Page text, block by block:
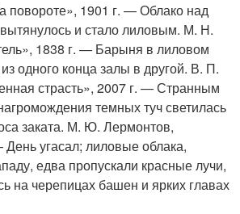
повороте», 1901 г. — Облако над
и стало лиловым. М. Н.
1838 г. — Барыня в лиловом
одного конца залы в другой. В. П.
страсть», 2007 г. — Странным
темных туч светилась
заката. М. Ю. Лермонтов,
угасал; лиловые облака,
едва пропускали красные лучи,
на черепицах башен и ярких главах